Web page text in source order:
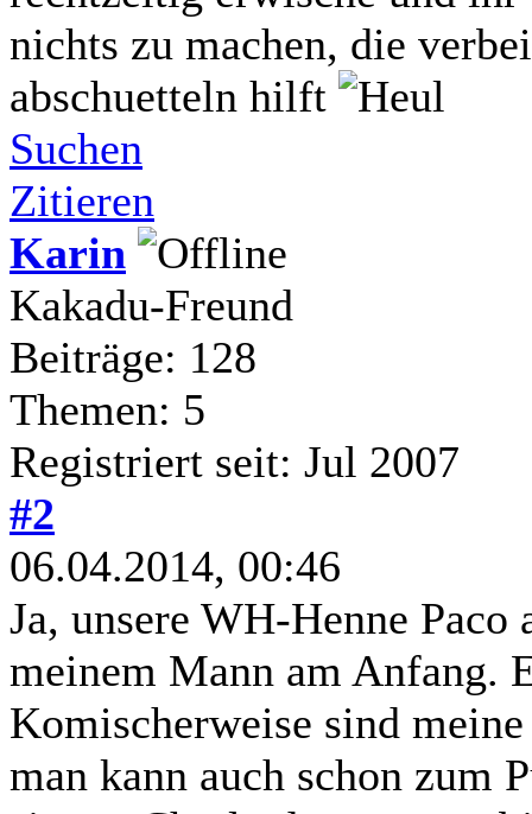
nichts zu machen, die
abschuetteln hilft
Suchen
Zitieren
Karin
Kakadu-Freund
Beiträge: 128
Themen: 5
Registriert seit: Jul 2007
#2
06.04.2014, 00:46
Ja, unsere WH-Henne
meinem Mann am Anfang.
Komischerweise sind
man kann auch schon zum